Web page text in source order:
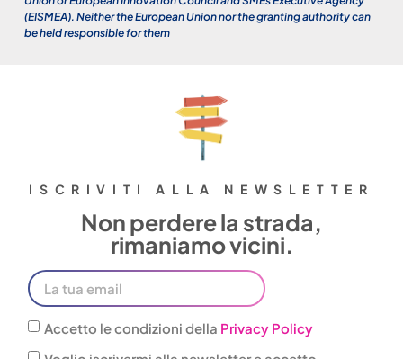
(EISMEA). Neither the European Union nor the granting authority can
be held responsible for them
ISCRIVITI ALLA NEWSLETTER
Non perdere la strada,
rimaniamo vicini.
Accetto le condizioni della Privacy Policy